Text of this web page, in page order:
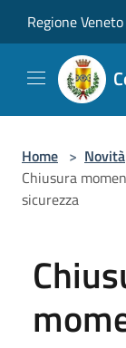
Regione Veneto
Home > Novità
Chiusura
sicurezza